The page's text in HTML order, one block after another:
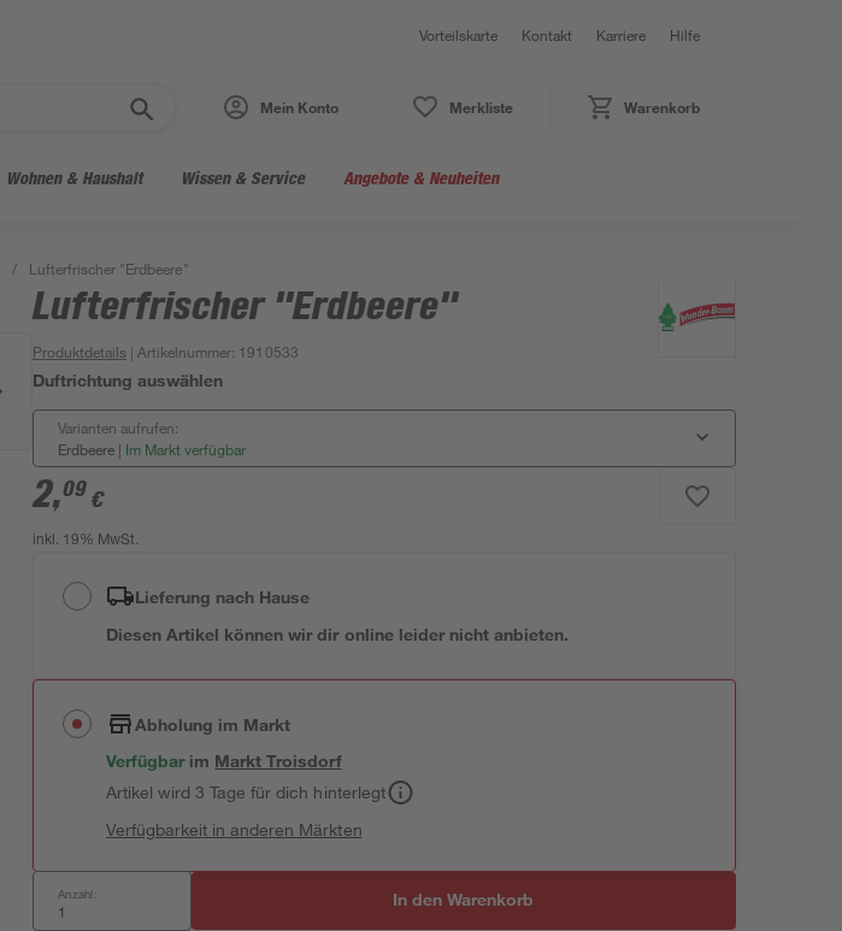
Vorteilskarte Kontakt Karriere Hilfe
Mein Konto Merkliste Warenkorb
Wohnen & Haushalt Wissen & Service Angebote & Neuheiten
/ Lufterfrischer "Erdbeere"
Lufterfrischer "Erdbeere"
Produktdetails | Artikelnummer: 1910533
Duftrichtung auswählen
Varianten aufrufen:
Erdbeere | Im Markt verfügbar
2,09 €
inkl. 19% MwSt.
Lieferung nach Hause
Diesen Artikel können wir dir online leider nicht anbieten.
Abholung im Markt
Verfügbar im MarktTroisdorf
Artikel wird 3 Tage für dich hinterlegt
Verfügbarkeit in anderen Märkten
Anzahl: In den Warenkorb